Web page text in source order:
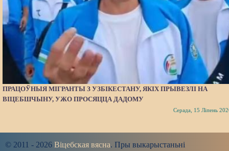
ПРАЦОЎНЫЯ МІГРАНТЫ З УЗБІКЕСТАНУ, ЯКІХ ПРЫВЕЗЛІ НА
ВІЦЕБШЧЫНУ, УЖО ПРОСЯЦЦА ДАДОМУ
Серада, 15 Ліпень
© 2011 - 2026 Віцебская вясна. Пры выкарыстаньні